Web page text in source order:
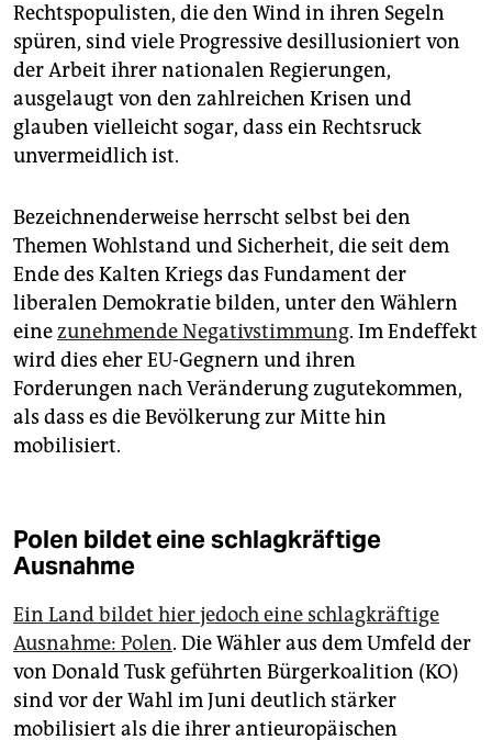
Rechtspopulisten, die den Wind in ihren Segeln
spüren, sind viele Progressive desillusioniert von
der Arbeit ihrer nationalen Regierungen,
ausgelaugt von den zahlreichen Krisen und
glauben vielleicht sogar, dass ein Rechtsruck
unvermeidlich ist.
Bezeichnenderweise herrscht selbst bei den
Themen Wohlstand und Sicherheit, die seit dem
Ende des Kalten Kriegs das Fundament der
liberalen Demokratie bilden, unter den Wählern
einezunehmende Negativstimmung. Im Endeffekt
wird dies eher EU-Gegnern und ihren
Forderungen nach Veränderung zugutekommen,
als dass es die Bevölkerung zur Mitte hin
mobilisiert.
Polen bildet eine schlagkräftige
Ausnahme
Ein Land bildet hier jedoch eine schlagkräftige
Ausnahme: Polen. Die Wähler aus dem Umfeld der
von Donald Tusk geführten Bürgerkoalition (KO)
sind vor der Wahl im Juni deutlich stärker
mobilisiert als die ihrer antieuropäischen